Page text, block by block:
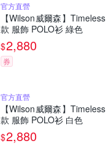
官方直營
【Wilson威爾森】
款 服飾 POLO衫 綠色
$2,880
券
官方直營
【Wilson威爾森】
款 服飾 POLO衫 白色
$2,880